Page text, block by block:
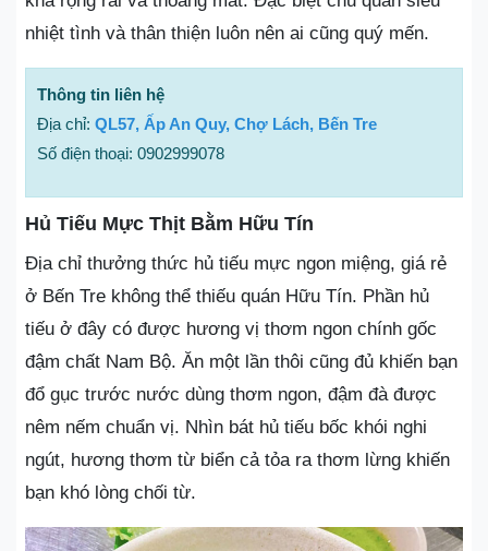
nhiệt tình và thân thiện luôn nên ai cũng quý mến.
Thông tin liên hệ
Địa chỉ: QL57, Ấp An Quy, Chợ Lách, Bến Tre
Số điện thoại: 0902999078
Hủ Tiếu Mực Thịt Bằm Hữu Tín
Địa chỉ thưởng thức hủ tiếu mực ngon miệng, giá rẻ
ở Bến Tre không thể thiếu quán Hữu Tín. Phần hủ
tiếu ở đây có được hương vị thơm ngon chính gốc
đậm chất Nam Bộ. Ăn một lần thôi cũng đủ khiến bạn
đổ gục trước nước dùng thơm ngon, đậm đà được
nêm nếm chuẩn vị. Nhìn bát hủ tiếu bốc khói nghi
ngút, hương thơm từ biển cả tỏa ra thơm lừng khiến
bạn khó lòng chối từ.